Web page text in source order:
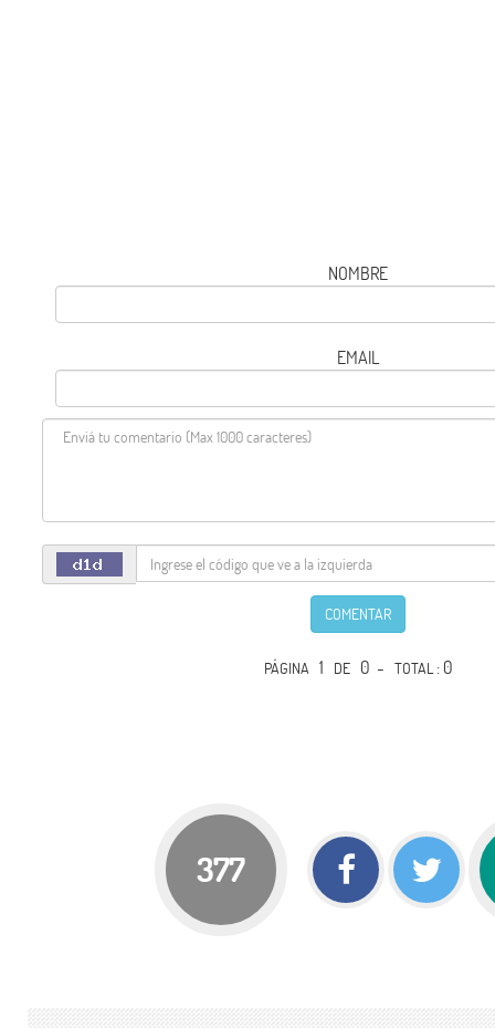
NOMBRE
EMAIL
COMENTAR
PÁGINA1 DE0 - TOTAL: 0
377